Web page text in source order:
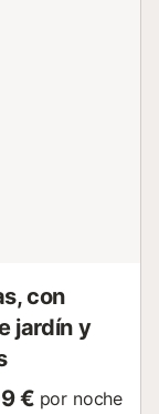
con
jardín y
€ por noche